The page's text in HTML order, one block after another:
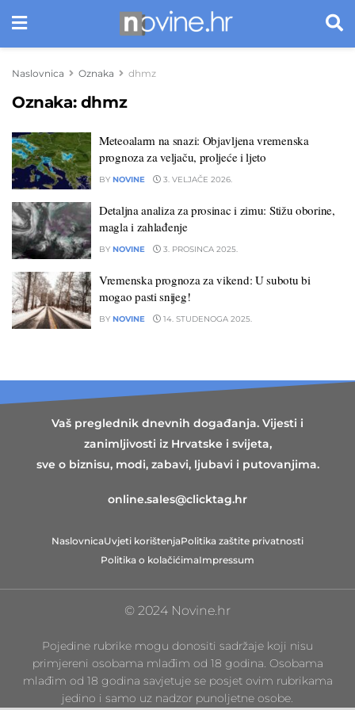
Naslovnica Oznaka dhmz
Oznaka: dhmz
Meteoalarm na snazi: Objavljena vremenska
prognoza za veljaču, proljeće i ljeto
BY NOVINE 3. VELJAČE 2026.
Detaljna analiza za prosinac i zimu: Stižu oborine,
magla i zahlađenje
BY NOVINE 3. PROSINCA 2025.
Vremenska prognoza za vikend: U subotu bi
mogao pasti snijeg!
BY NOVINE 14. STUDENOGA 2025.
Vaš preglednik dnevnih događanja. Vijesti i
zanimljivosti iz Hrvatske i svijeta,
sve o biznisu, modi, zabavi, ljubavi i putovanjima.
online.sales@clicktag.hr
NaslovnicaUvjeti korištenjaPolitika zaštite privatnosti
Politika o kolačićimaImpressum
© 2024 Novine.hr
Pojedine rubrike mogu donositi sadržaje koji nisu
primjereni osobama mlađim od 18 godina. Osobama
mlađim od 18 godina savjetuje se posjet ovim rubrikama
jedino i samo uz nadzor punoljetne osobe.